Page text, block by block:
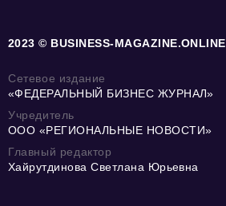
2023 © BUSINESS-MAGAZINE.ONLINE
Сетевое издание
«ФЕДЕРАЛЬНЫЙ БИЗНЕС ЖУРНАЛ»
Учредитель
ООО «РЕГИОНАЛЬНЫЕ НОВОСТИ»
Главный редактор
Хайрутдинова Светлана Юрьевна